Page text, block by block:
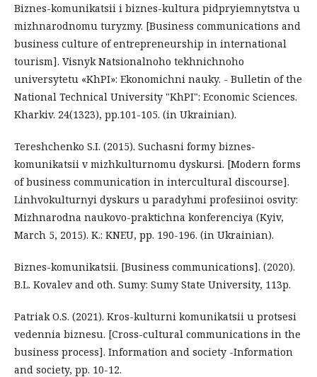
Biznes-komunikatsii i biznes-kultura pidpryiemnytstva u
mizhnarodnomu turyzmy. [Business communications and
business culture of entrepreneurship in international
tourism]. Visnyk Natsionalnoho tekhnichnoho
universytetu «KhPI»: Ekonomichni nauky. - Bulletin of the
National Technical University "KhPI": Economic Sciences.
Kharkiv. 24(1323), pp.101-105. (in Ukrainian).
Tereshchenko S.I. (2015). Suchasni formy biznes-
komunikatsii v mizhkulturnomu dyskursi. [Modern forms
of business communication in intercultural discourse].
Linhvokulturnyi dyskurs u paradyhmi profesiinoi osvity:
Mizhnarodna naukovo-praktichna konferenciya (Kyiv,
March 5, 2015). K.: KNEU, рр. 190-196. (in Ukrainian).
Biznes-komunikatsii. [Business communications]. (2020).
B.L. Kovalev and oth. Sumy: Sumy State University, 113p.
Patriak O.S. (2021). Kros-kulturni komunikatsii u protsesi
vedennia biznesu. [Cross-cultural communications in the
business process]. Information and society -Information
and society, pp. 10-12.